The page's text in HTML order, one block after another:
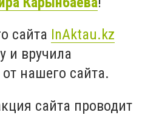
сайта InAktau.kz
и вручила
нашего сайта.
сайта проводит